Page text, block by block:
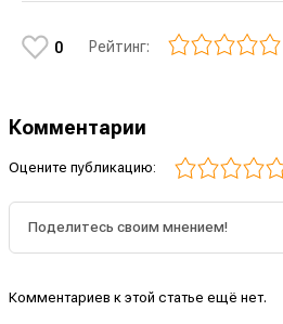
0 Рейтинг:
Комментарии
Оцените публикацию:
Комментариев к этой статье ещё нет.